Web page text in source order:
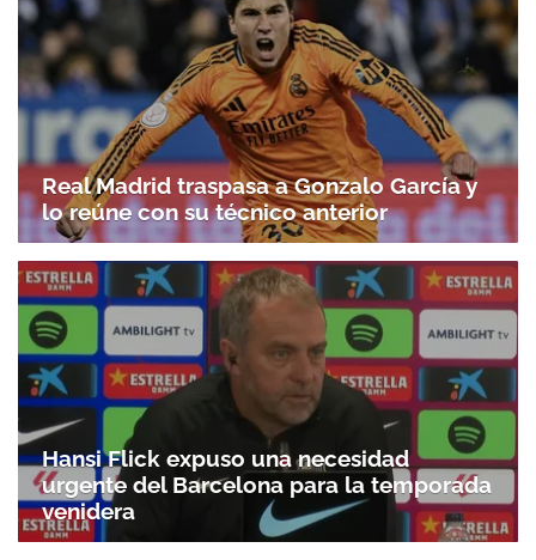
Real Madrid traspasa a Gonzalo García y
lo reúne con su técnico anterior
Hansi Flick expuso una necesidad
urgente del Barcelona para la temporada
venidera